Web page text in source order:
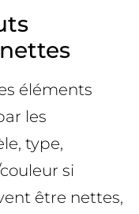
éléments
les
type,
si
être nettes,